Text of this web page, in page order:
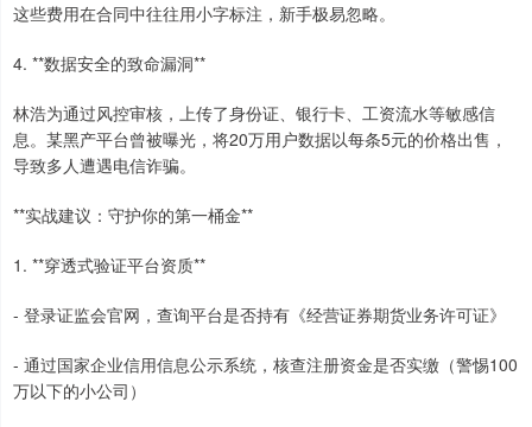
这些费用在合同中往往用小字标注，新手极易忽略。
4. **数据安全的致命漏洞**
林浩为通过风控审核，上传了身份证、银行卡、工资流水等敏感信
息。某黑产平台曾被曝光，将20万用户数据以每条5元的价格出售，
导致多人遭遇电信诈骗。
**实战建议：守护你的第一桶金**
1. **穿透式验证平台资质**
- 登录证监会官网，查询平台是否持有《经营证券期货业务许可证》
- 通过国家企业信用信息公示系统，核查注册资金是否实缴（警惕100
万以下的小公司）